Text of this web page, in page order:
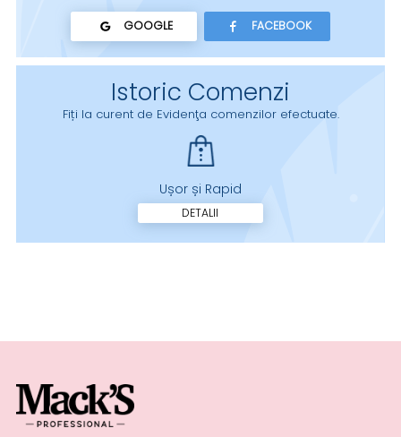
GOOGLE FACEBOOK
Istoric Comenzi
Fiți la curent de Evidenţa comenzilor efectuate.
Ușor și Rapid
DETALII